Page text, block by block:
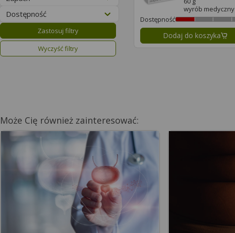
Dostępność
Zastosuj filtry
Wyczyść filtry
świstaka
wyrób medyczny
Dostępność
Dodaj do koszyka
Może Cię również zainteresować: